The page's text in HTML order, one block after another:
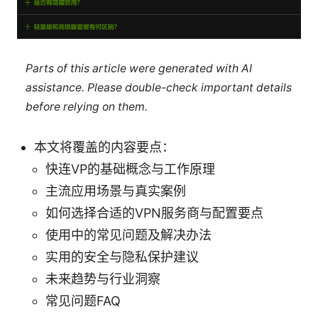
Parts of this article were generated with AI
assistance. Please double-check important details
before relying on them.
本文将覆盖的内容要点：
快连VP的基础概念与工作原理
主流应用场景与真实案例
如何选择合适的VPN服务商与配置要点
使用中的常见问题及解决办法
实用的安全与隐私保护建议
未来趋势与行业洞察
常见问题FAQ